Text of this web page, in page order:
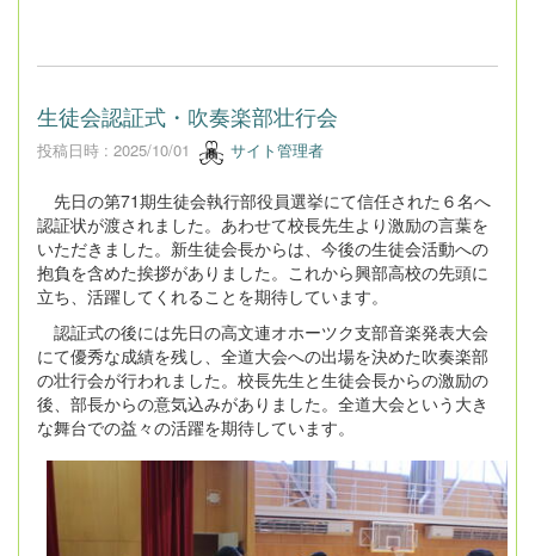
生徒会認証式・吹奏楽部壮行会
投稿日時 : 2025/10/01 サイト管理者
先日の第71期生徒会執行部役員選挙にて信任された６名へ
認証状が渡されました。あわせて校長先生より激励の言葉を
いただきました。新生徒会長からは、今後の生徒会活動への
抱負を含めた挨拶がありました。これから興部高校の先頭に
立ち、活躍してくれることを期待しています。
認証式の後には先日の高文連オホーツク支部音楽発表大会
にて優秀な成績を残し、全道大会への出場を決めた吹奏楽部
の壮行会が行われました。校長先生と生徒会長からの激励の
後、部長からの意気込みがありました。全道大会という大き
な舞台での益々の活躍を期待しています。